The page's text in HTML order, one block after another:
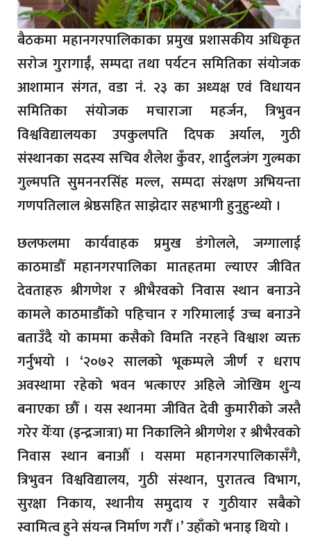
बैठकमा महानगरपालिकाका प्रमुख प्रशासकीय अधिकृत
सरोज गुरागाईँ, सम्पदा तथा पर्यटन समितिका संयोजक
आशामान संगत, वडा नं. २३ का अध्यक्ष एवं विधायन
समितिका संयोजक मचाराजा महर्जन, त्रिभुवन
विश्वविद्यालयका उपकुलपति दिपक अर्याल, गुठी
संस्थानका सदस्य सचिव शैलेश कुँवर, शार्दुलजंग गुल्मका
गुल्मपति सुमननरसिंह मल्ल, सम्पदा संरक्षण अभियन्ता
गणपतिलाल श्रेष्ठसहित साझेदार सहभागी हुनुहुन्थ्यो ।
छलफलमा कार्यवाहक प्रमुख डंगोलले, जग्गालाई
काठमाडौँ महानगरपालिका मातहतमा ल्याएर जीवित
देवताहरु श्रीगणेश र श्रीभैरवको निवास स्थान बनाउने
कामले काठमाडौँको पहिचान र गरिमालाई उच्च बनाउने
बताउँदै यो काममा कसैको विमति नरहने विश्वाश व्यक्त
गर्नुभयो । ‘२०७२ सालको भूकम्पले जीर्ण र धराप
अवस्थामा रहेको भवन भत्काएर अहिले जोखिम शुन्य
बनाएका छौँ । यस स्थानमा जीवित देवी कुमारीको जस्तै
गरेर येँःया (इन्द्रजात्रा) मा निकालिने श्रीगणेश र श्रीभैरवको
निवास स्थान बनाऔँ । यसमा महानगरपालिकासँगै,
त्रिभुवन विश्वविद्यालय, गुठी संस्थान, पुरातत्व विभाग,
सुरक्षा निकाय, स्थानीय समुदाय र गुठीयार सबैको
स्वामित्व हुने संयन्त्र निर्माण गरौँ ।’ उहाँको भनाइ थियो ।